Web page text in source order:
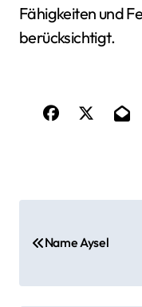
Fähigkeiten und
berücksichtigt.
i
Name Aysel